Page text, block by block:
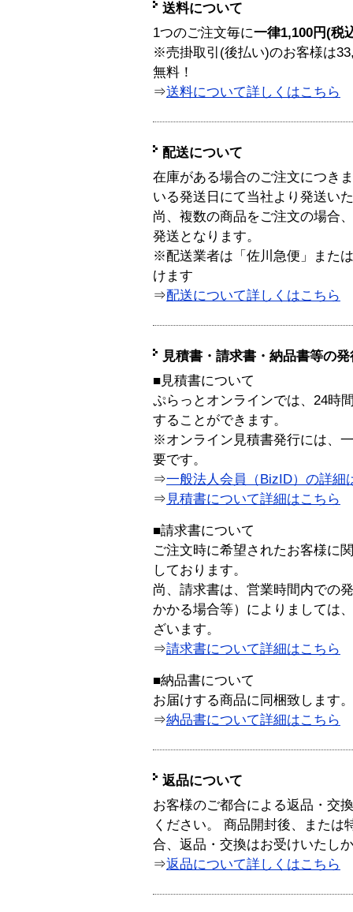
送料について
1つのご注文毎に一律1,100円(税
※売掛取引(後払い)のお客様は
無料！
⇒送料について詳しくはこちら
配送について
在庫がある場合のご注文につき
いる発送日にて当社より発送い
尚、複数の商品をご注文の場合
発送となります。
※配送業者は「佐川急便」また
けます
⇒配送について詳しくはこちら
見積書・請求書・納品書等の
■見積書について
ぷらっとオンラインでは、24時
することができます。
※オンライン見積書発行には、
要です。
⇒一般法人会員（BizID）の詳細
⇒ 見積書について詳細はこちら
■請求書について
ご注文時に希望されたお客様に
しております。
尚、請求書は、営業時間内での
かかる場合等）によりましては
ざいます。
⇒請求書について詳細はこちら
■納品書について
お届けする商品に同梱致します。
⇒納品書について詳細はこちら
返品について
お客様のご都合による返品・交
ください。 商品開封後、または
合、返品・交換はお受けいたし
⇒返品について詳しくはこちら